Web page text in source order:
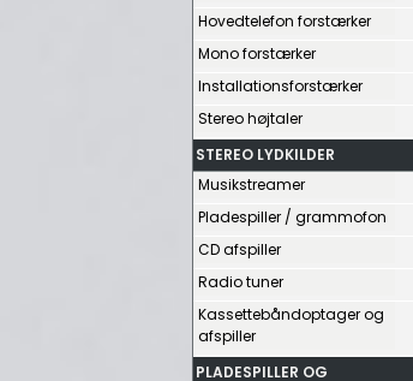
Hovedtelefon forstærker
Mono forstærker
Installationsforstærker
Stereo højtaler
STEREO LYDKILDER
Musikstreamer
Pladespiller / grammofon
CD afspiller
Radio tuner
Kassettebåndoptager og
afspiller
PLADESPILLER OG